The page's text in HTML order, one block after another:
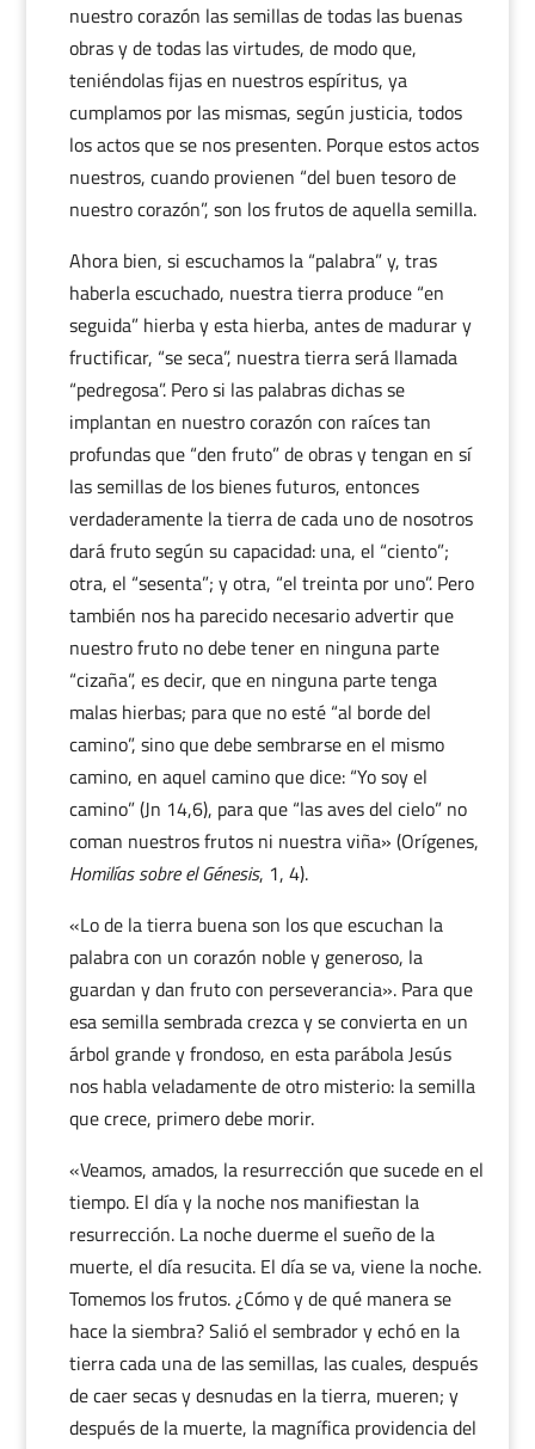
nuestro corazón las semillas de todas las buenas
obras y de todas las virtudes, de modo que,
teniéndolas fijas en nuestros espíritus, ya
cumplamos por las mismas, según justicia, todos
los actos que se nos presenten. Porque estos actos
nuestros, cuando provienen “del buen tesoro de
nuestro corazón”, son los frutos de aquella semilla.
Ahora bien, si escuchamos la “palabra” y, tras
haberla escuchado, nuestra tierra produce “en
seguida” hierba y esta hierba, antes de madurar y
fructificar, “se seca”, nuestra tierra será llamada
“pedregosa”. Pero si las palabras dichas se
implantan en nuestro corazón con raíces tan
profundas que “den fruto” de obras y tengan en sí
las semillas de los bienes futuros, entonces
verdaderamente la tierra de cada uno de nosotros
dará fruto según su capacidad: una, el “ciento”;
otra, el “sesenta”; y otra, “el treinta por uno”. Pero
también nos ha parecido necesario advertir que
nuestro fruto no debe tener en ninguna parte
“cizaña”, es decir, que en ninguna parte tenga
malas hierbas; para que no esté “al borde del
camino”, sino que debe sembrarse en el mismo
camino, en aquel camino que dice: “Yo soy el
camino” (Jn 14,6), para que “las aves del cielo” no
coman nuestros frutos ni nuestra viña» (Orígenes,
Homilías sobre el Génesis, 1, 4).
«Lo de la tierra buena son los que escuchan la
palabra con un corazón noble y generoso, la
guardan y dan fruto con perseverancia». Para que
esa semilla sembrada crezca y se convierta en un
árbol grande y frondoso, en esta parábola Jesús
nos habla veladamente de otro misterio: la semilla
que crece, primero debe morir.
«Veamos, amados, la resurrección que sucede en el
tiempo. El día y la noche nos manifiestan la
resurrección. La noche duerme el sueño de la
muerte, el día resucita. El día se va, viene la noche.
Tomemos los frutos. ¿Cómo y de qué manera se
hace la siembra? Salió el sembrador y echó en la
tierra cada una de las semillas, las cuales, después
de caer secas y desnudas en la tierra, mueren; y
después de la muerte, la magnífica providencia del